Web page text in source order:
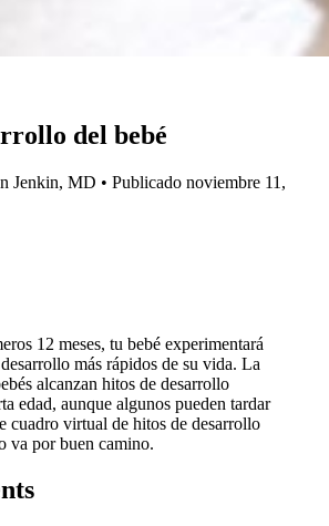
del bebé
Jenkin, MD • Publicado noviembre 11,
12 meses, tu bebé experimentará
más rápidos de su vida. La
alcanzan hitos de desarrollo
edad, aunque algunos pueden tardar
cuadro virtual de hitos de desarrollo
va por buen camino.